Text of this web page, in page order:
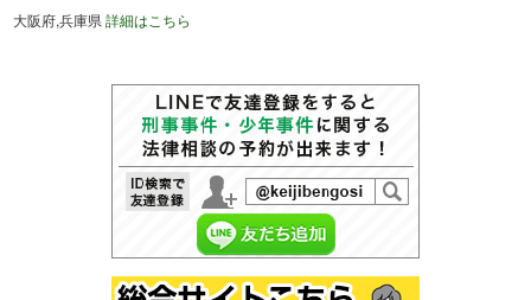
大阪府,兵庫県詳細はこちら